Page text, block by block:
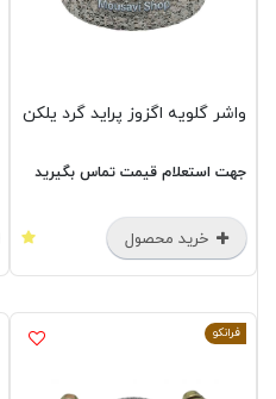
واشر گلویه اگزوز پراید گرد یلکن
جهت استعلام قیمت تماس بگیرید
خرید محصول
فرانکو